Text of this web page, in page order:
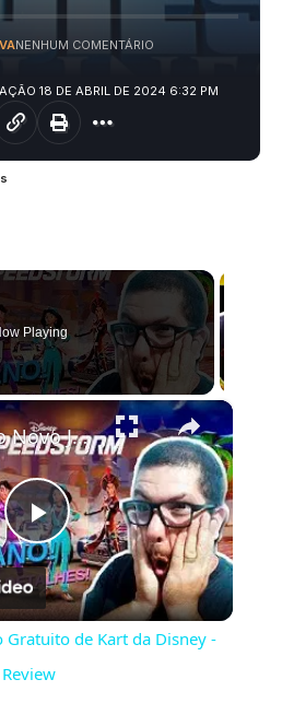
18 DE ABRIL DE 2024 6:32 PM
NENHUM COMENTÁRIO
Playing
×
Play
Video
Conheça o Novo Jogo Gratuito de Kart da Disney - Disney Speedstorm - Review
Gratuito de Kart da Disney -